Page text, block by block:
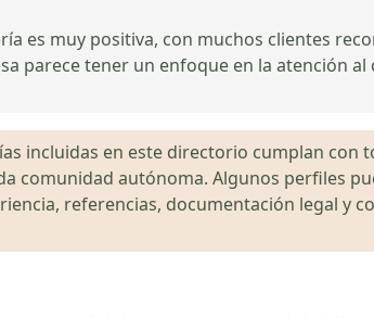
es muy positiva, con muchos clientes
parece tener un enfoque en la atención
incluidas en este directorio cumplan con
comunidad autónoma. Algunos perfiles
referencias, documentación legal y